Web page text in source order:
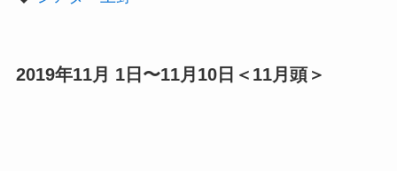
2019年11月 1日〜11月10日＜11月頭＞